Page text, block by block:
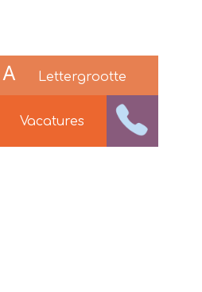
A Lettergrootte
Vacatures